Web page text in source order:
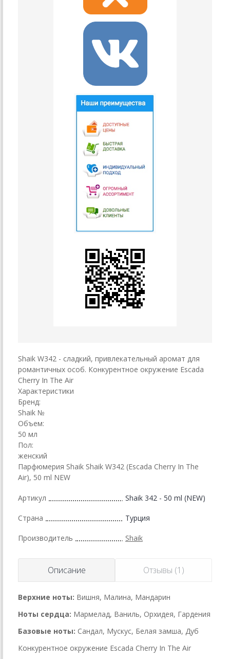
Shaik W342 - сладкий, привлекательный аромат для
романтичных особ. Конкурентное окружение Escada
Cherry In The Air
Характеристики
Бренд:
Shaik №
Объем:
50 мл
Пол:
женский
Парфюмерия Shaik Shaik W342 (Escada Cherry In The
Air), 50 ml NEW
Артикул Shaik 342 - 50 ml (NEW)
Страна Турция
Производитель Shaik
Описание Отзывы (1)
Верхние ноты: Вишня, Малина, Мандарин
Ноты сердца: Мармелад, Ваниль, Орхидея, Гардения
Базовые ноты: Сандал, Мускус, Белая замша, Дуб
Конкурентное окружение Escada Cherry In The Air